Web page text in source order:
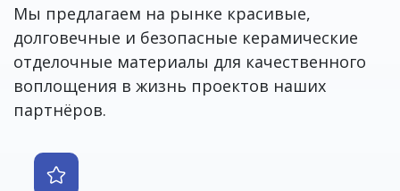
Мы предлагаем на рынке красивые,
долговечные и безопасные керамические
отделочные материалы для качественного
воплощения в жизнь проектов наших
партнёров.